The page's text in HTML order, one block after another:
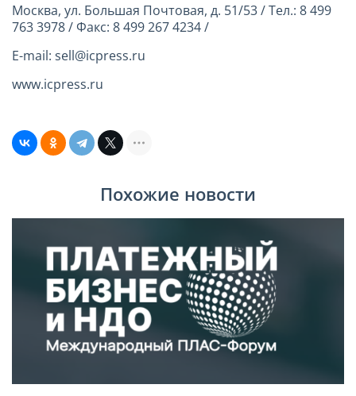
Москва, ул. Большая Почтовая, д. 51/53 / Тел.: 8 499
763 3978 / Факс: 8 499 267 4234 /
E-mail: sell@icpress.ru
www.icpress.ru
Похожие новости